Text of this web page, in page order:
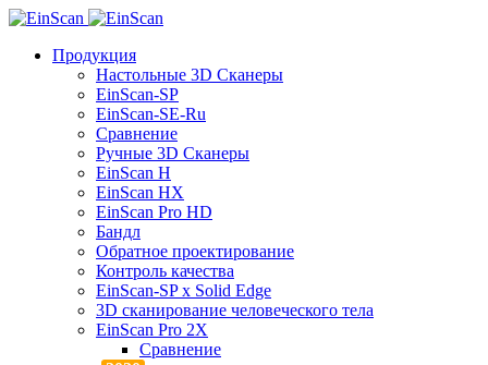
Продукция
Настольные 3D Сканеры
EinScan-SP
EinScan-SE-Ru
Сравнение
Ручные 3D Cканеры
EinScan H
EinScan HX
EinScan Pro HD
Бандл
Обратное проектирование
Контроль качества
EinScan-SP x Solid Edge
3D сканирование человеческого тела
EinScan Pro 2X
Сравнение